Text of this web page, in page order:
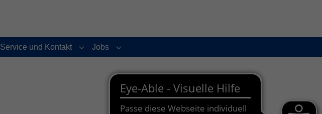
Service und Kontakt
Submenu for "Service und Kontakt"
Jobs
Submenu for "Jobs"